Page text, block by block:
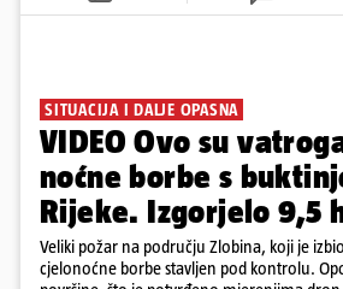
SITUACIJA I DALJE OPASNA
VIDEO Ovo su
noćne borbe s
Rijeke. Izgorjelo 9,5
Veliki požar na području Zlobina, koji je
cjelonoćne borbe stavljen pod kontrolu.